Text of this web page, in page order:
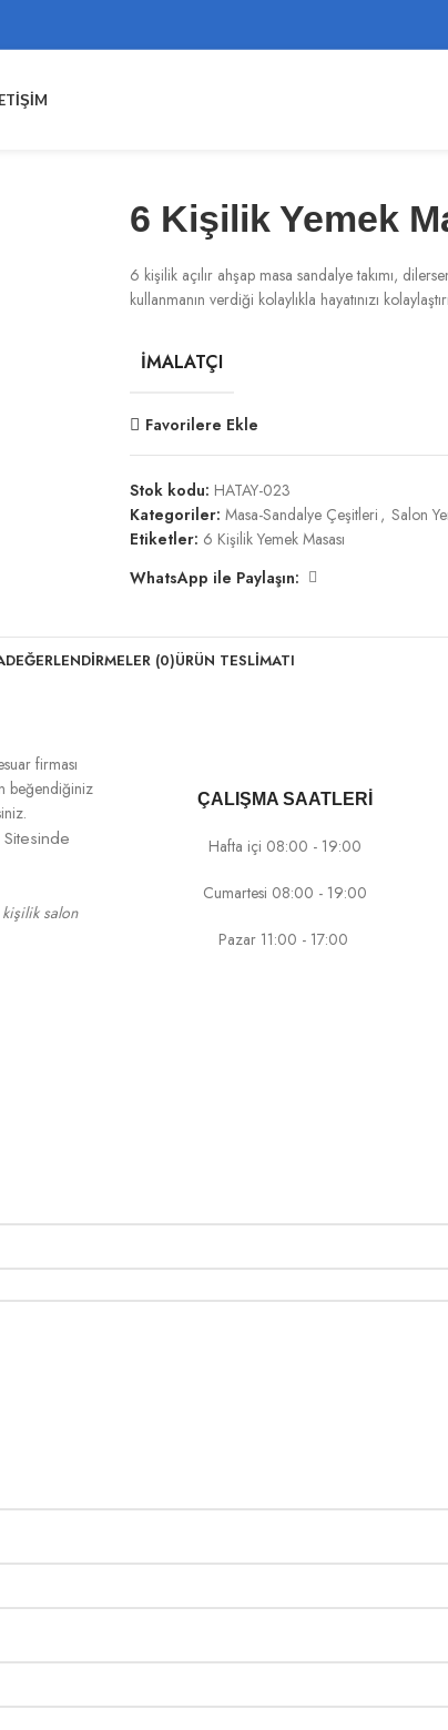
6 Kişilik Yemek
6 kişilik açılır ahşap masa sandalye takımı,
kullanmanın verdiği kolaylıkla hayatınızı
İMALATÇI
Favorilere Ekle
Stok kodu: HATAY-023
Kategoriler: Masa-Sandalye Çeşitleri , Salon
Etiketler: 6 Kişilik Yemek Masası
WhatsApp ile Paylaşın:
DEĞERLENDIRMELER (0)ÜRÜN TESLIMATI
firması
beğendiğiniz
kişilik salon
ÇALIŞMA SAATLERİ
Hafta içi 08:00 - 19:00
Cumartesi 08:00 - 19:00
Pazar 11:00 - 17:00